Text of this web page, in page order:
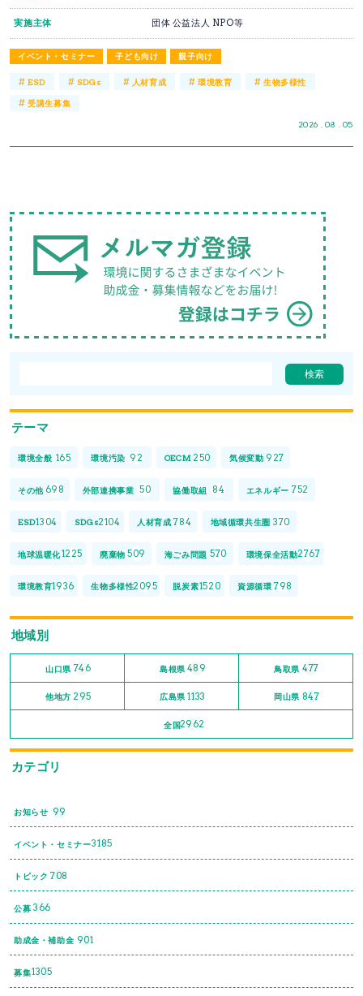
イベント・セミナー 子ども向け 親子向け
2026 . 08 . 05
実施主体 団体 公益法人 NPO等
#ESD # SDGs # 人材育成 # 環境教育 #生物多様性
#受講生募集
テーマ
環境全般 165 環境汚染 92 OECM 250 気候変動 927
その他 698 外部連携事業 50 協働取組 84 エネルギー 752
ESD1304 SDGs2104 人材育成 784 地域循環共生圏 370
地球温暖化1225 廃棄物 509 海ごみ問題 570 環境保全活動2767
環境教育1936 生物多様性2095 脱炭素1520 資源循環 798
地域別
山口県 746 島根県 489 鳥取県 477
他地方 295 広島県 1133 岡山県 847
全国2962
カテゴリ
お知らせ 99
イベント・セミナー3185
トピック 708
公募 366
助成金・補助金 901
募集1305